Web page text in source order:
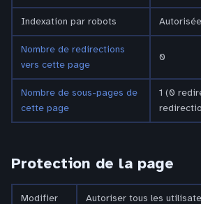
Indexation par robots Autorisée
Nombre de redirections
vers cette page
0
Nombre de sous-pages de
cette page
1 (0
Protection de la page
Modifier Autoriser tous les